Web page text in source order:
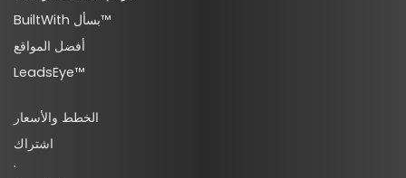
BuiltWith بسأل™
أفضل المواقع
LeadsEye™
الخطط والأسعار
اشتراك
·